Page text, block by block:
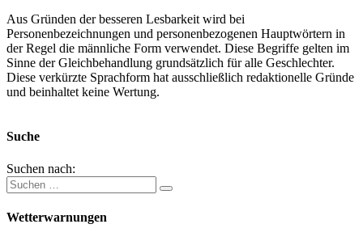
Aus Gründen der besseren Lesbarkeit wird bei
Personenbezeichnungen und personenbezogenen Hauptwörtern in
der Regel die männliche Form verwendet. Diese Begriffe gelten im
Sinne der Gleichbehandlung grundsätzlich für alle Geschlechter.
Diese verkürzte Sprachform hat ausschließlich redaktionelle Gründe
und beinhaltet keine Wertung.
Suche
Suchen nach:
Wetterwarnungen